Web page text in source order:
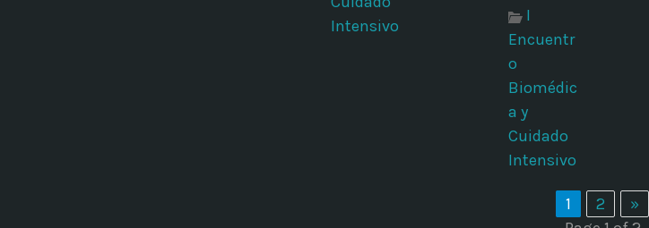
Intensivo
I
Encuentr
o
Biomédic
a y
Cuidado
Intensivo
1 2
»